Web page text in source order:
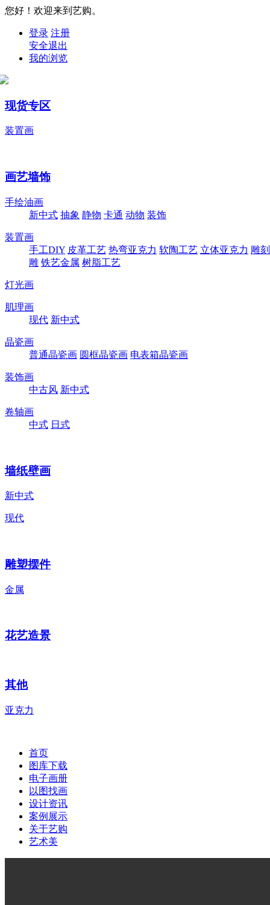
您好！欢迎来到艺购。
登录 注册
安全退出
我的浏览
现货专区
装置画
画艺墙饰
手绘油画
新中式 抽象 静物 卡通 动物 装饰
装置画
手工DIY 皮革工艺 热弯亚克力 软陶工艺 立体亚克力 雕
雕 铁艺金属 树脂工艺
灯光画
肌理画
现代 新中式
晶瓷画
普通晶瓷画 圆框晶瓷画 电表箱晶瓷画
装饰画
中古风 新中式
卷轴画
中式 日式
墙纸壁画
新中式
现代
雕塑摆件
金属
花艺造景
其他
亚克力
首页
图库下载
电子画册
以图找画
设计资讯
案例展示
关于艺购
艺术美